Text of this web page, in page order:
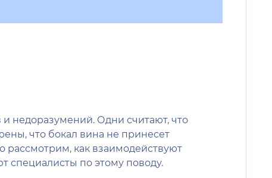
недоразумений. Одни считают, что
что бокал вина не принесет
рассмотрим, как взаимодействуют
специалисты по этому поводу.